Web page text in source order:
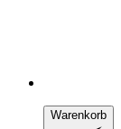
Warenkorb